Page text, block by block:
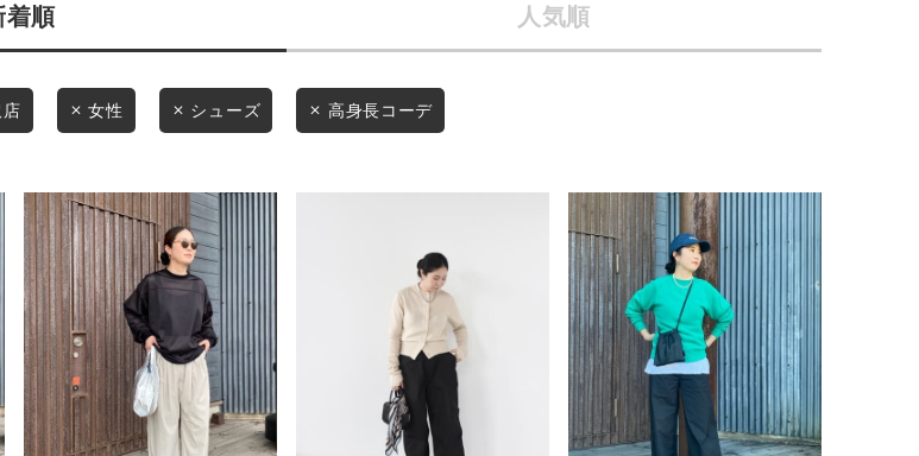
スタイリングから探す
WEB限定アイテムを探す
採用情報
お知らせ・ご利用ガイド
お知らせ
ご利用ガイド
ギフトラッピング
お問い合わせ
BINGOYA
無料公式アプリダウンロード
セール価格
在庫
在庫あり 在庫なし含む
この条件で絞り込む
着順 人気順
女性 シューズ 高身長コーデ